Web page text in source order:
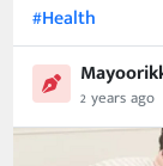
#Health
2 years ago